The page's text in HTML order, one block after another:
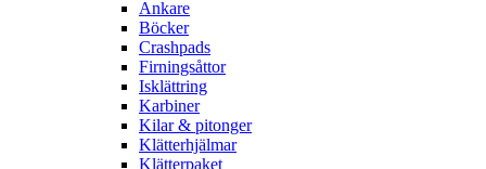
Ankare
Böcker
Crashpads
Firningsåttor
Isklättring
Karbiner
Kilar & pitonger
Klätterhjälmar
Klätterpaket